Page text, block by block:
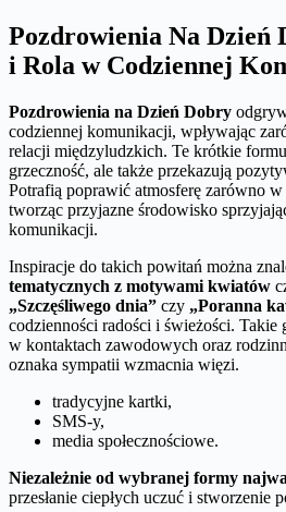
Pozdrowienia Na Dzień
i Rola w Codziennej
Pozdrowienia na Dzień Dobry
codziennej komunikacji, wpływając
relacji międzyludzkich. Te krótkie
grzeczność, ale także przekazują
Potrafią poprawić atmosferę zarówno
tworząc przyjazne środowisko
komunikacji.
Inspiracje do takich powitań można
tematycznych z motywami kwiatów
„Szczęśliwego dnia” czy „Poranna
codzienności radości i świeżości. Takie
w kontaktach zawodowych oraz
oznaka sympatii wzmacnia więzi.
tradycyjne kartki,
SMS-y,
media społecznościowe.
Niezależnie od wybranej formy
przesłanie ciepłych uczuć i stworzenie